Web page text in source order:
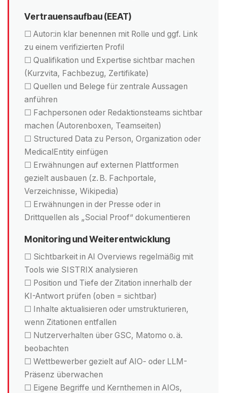
Vertrauensaufbau (EEAT)
☐ Autor:in klar benennen mit Rolle und ggf. Link
zu einem verifizierten Profil
☐ Qualifikation und Expertise sichtbar machen
(Kurzvita, Fachbezug, Zertifikate)
☐ Quellen und Belege für zentrale Aussagen
anführen
☐ Fachpersonen oder Redaktionsteams sichtbar
machen (Autorenboxen, Teamseiten)
☐ Structured Data zu Person, Organization oder
MedicalEntity einfügen
☐ Erwähnungen auf externen Plattformen
gezielt ausbauen (z. B. Fachportale,
Verzeichnisse, Wikipedia)
☐ Erwähnungen in der Presse oder in
Drittquellen als „Social Proof“ dokumentieren
Monitoring und Weiterentwicklung
☐ Sichtbarkeit in AI Overviews regelmäßig mit
Tools wie SISTRIX analysieren
☐ Position und Tiefe der Zitation innerhalb der
KI-Antwort prüfen (oben = sichtbar)
☐ Inhalte aktualisieren oder umstrukturieren,
wenn Zitationen entfallen
☐ Nutzerverhalten über GSC, Matomo o. ä.
beobachten
☐ Wettbewerber gezielt auf AIO- oder LLM-
Präsenz überwachen
☐ Eigene Begriffe und Kernthemen in AIOs,